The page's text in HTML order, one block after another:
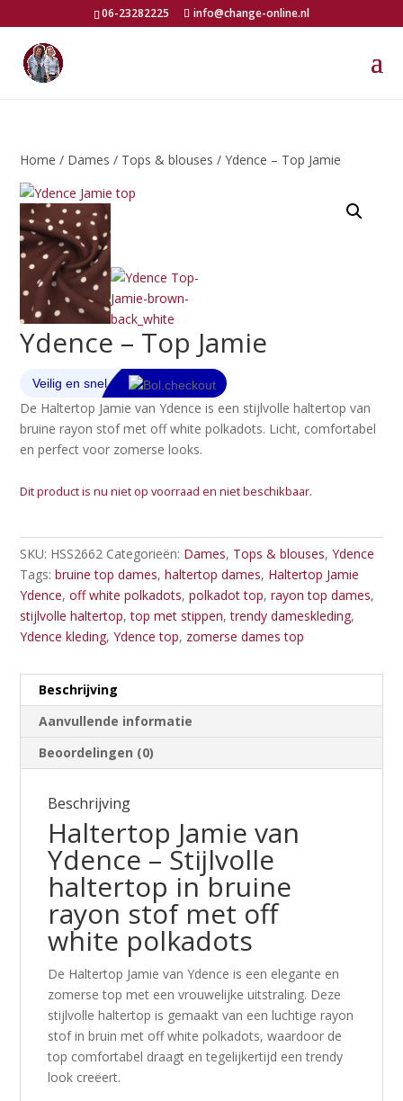
06-23282225 info@change-online.nl
Home / Dames / Tops & blouses / Ydence – Top Jamie
Ydence – Top Jamie
De Haltertop Jamie vanYdence is een stijlvolle haltertop van
bruine rayon stof met off white polkadots. Licht, comfortabel
en perfect voor zomerse looks.
Dit product is nu niet op voorraad en niet beschikbaar.
SKU: HSS2662 Categorieën: Dames, Tops & blouses,Ydence
Tags:bruine top dames,haltertop dames, Haltertop Jamie
Ydence,off white polkadots,polkadot top,rayon top dames,
stijlvolle haltertop,top met stippen,trendy dameskleding,
Ydence kleding,Ydence top, zomerse dames top
Beschrijving
Aanvullende informatie
Beoordelingen (0)
Beschrijving
Haltertop Jamie van
Ydence – Stijlvolle
haltertop in bruine
rayon stof met off
white polkadots
De Haltertop Jamie vanYdence is een elegante en
zomerse top met een vrouwelijke uitstraling. Deze
stijlvolle haltertop is gemaakt van een luchtige rayon
stof in bruin met off white polkadots, waardoor de
top comfortabel draagt en tegelijkertijd een trendy
look creëert.